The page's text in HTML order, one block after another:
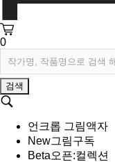
0
검색
언크롭 그림액자
New그림구독
Beta오픈:컬렉션